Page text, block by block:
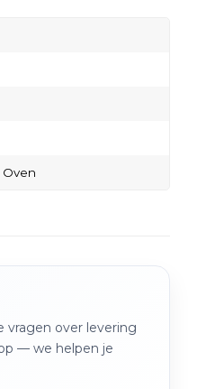
Oven
vragen over levering
— we helpen je